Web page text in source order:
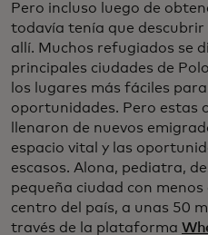
Pero incluso luego de
todavía tenía que descubrir
allí. Muchos refugiados se
principales ciudades de
los lugares más fáciles
oportunidades. Pero estas
llenaron de nuevos
espacio vital y las
escasos. Alona, pediatra,
pequeña ciudad con menos
centro del país, a unas 50
través de la plataforma